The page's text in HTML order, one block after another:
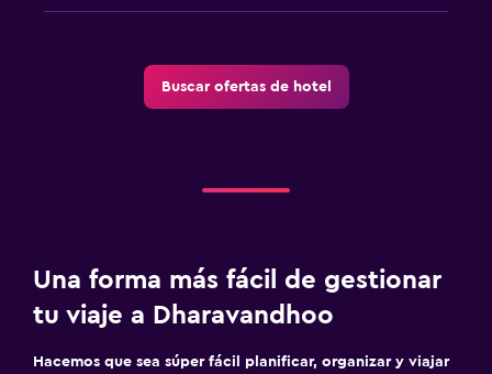
Buscar ofertas de hotel
Una forma más fácil de gestionar
tu viaje a Dharavandhoo
Hacemos que sea súper fácil planificar, organizar y viajar